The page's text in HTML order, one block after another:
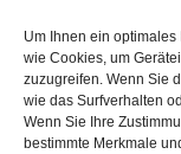
Um Ihnen ein
wie Cookies, um
zuzugreifen. Wenn Sie
wie das Surfverhalten
Wenn Sie Ihre
bestimmte Merkmale
Deutschland
Tel: 02644/945
Mail: kai@sfw-